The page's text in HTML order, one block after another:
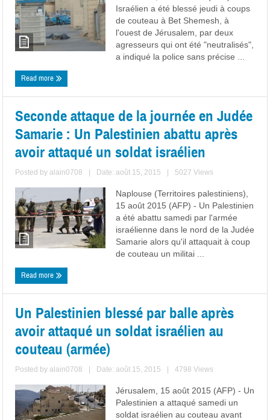
Israélien a été blessé jeudi à coups
de couteau à Bet Shemesh, à
l'ouest de Jérusalem, par deux
agresseurs qui ont été "neutralisés",
a indiqué la police sans précise ...
Read more
Seconde attaque de la journée en Judée
Samarie : Un Palestinien abattu après
avoir attaqué un soldat israélien
Posted byalain0708 Date: août 15, 2015 5027 Views
Naplouse (Territoires palestiniens),
15 août 2015 (AFP) - Un Palestinien
a été abattu samedi par l'armée
israélienne dans le nord de la Judée
Samarie alors qu'il attaquait à coup
de couteau un militai ...
Read more
Un Palestinien blessé par balle après
avoir attaqué un soldat israélien au
couteau (armée)
Posted byalain0708 Date: août 15, 2015 4798 Views
Jérusalem, 15 août 2015 (AFP) - Un
Palestinien a attaqué samedi un
soldat israélien au couteau avant